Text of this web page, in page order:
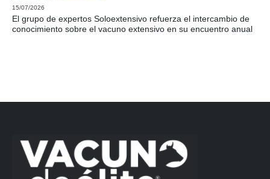
15/07/2026
El grupo de expertos Soloextensivo refuerza el intercambio de
conocimiento sobre el vacuno extensivo en su encuentro anual